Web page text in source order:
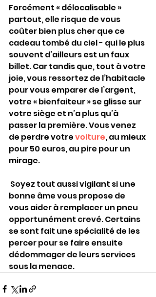
Forcément « délocalisable »
partout, elle risque de vous
coûter bien plus cher que ce
cadeau tombé du ciel - qui le plus
souvent d’ailleurs est un faux
billet. Car tandis que, tout à votre
joie, vous ressortez de l’habitacle
pour vous emparer de l’argent,
votre « bienfaiteur » se glisse sur
votre siège et n’a plus qu’à
passer la première. Vous venez
de perdre votre voiture, au mieux
pour 50 euros, au pire pour un
mirage.
Soyez tout aussi vigilant si une
bonne âme vous propose de
vous aider à remplacer un pneu
opportunément crevé. Certains
se sont fait une spécialité de les
percer pour se faire ensuite
dédommager de leurs services
sous la menace.